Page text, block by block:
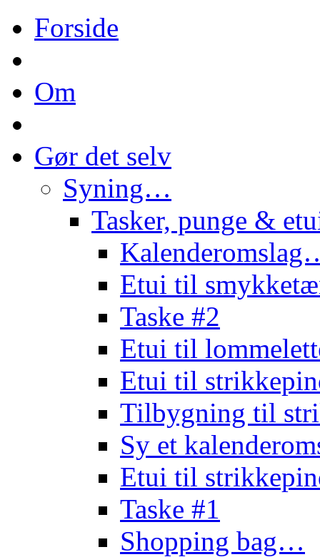
Forside
Om
Gør det selv
Syning…
Tasker, punge &
Etui til
Taske #2
Etui til
Etui til
Tilbygning til
Sy et
Etui til
Taske #1
Shopping bag…